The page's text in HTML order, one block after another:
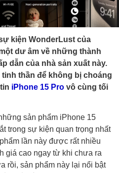
kiện WonderLust của
dư âm về những thành
dẫn của nhà sản xuất này.
thần để không bị choáng
iPhone 15 Pro vô cùng tối
sản phẩm iPhone 15
trong sự kiện quan trọng nhất
lần này được rất nhiều
giá cao ngay từ khi chưa ra
rồi, sản phẩm này lại nổi bật